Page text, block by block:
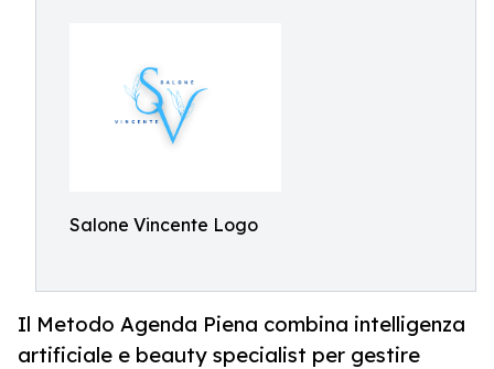
Salone Vincente Logo
Il Metodo Agenda Piena combina intelligenza
artificiale e beauty specialist per gestire